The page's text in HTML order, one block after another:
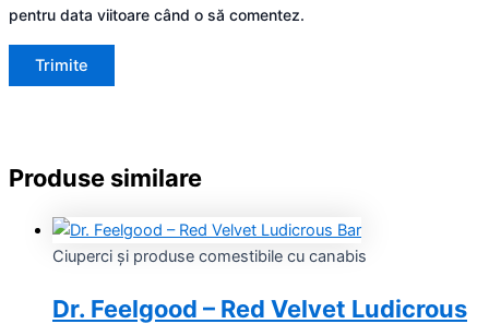
pentru data viitoare când o să comentez.
Produse similare
Ciuperci și produse comestibile cu canabis
Dr. Feelgood – Red Velvet Ludicrous